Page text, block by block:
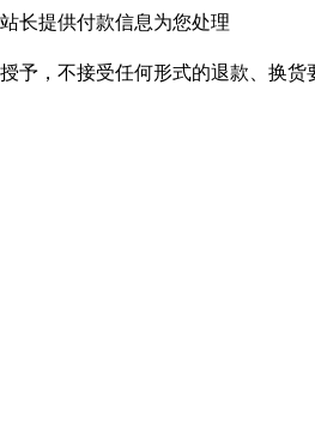
长提供付款信息为您处理
予，不接受任何形式的退款、换